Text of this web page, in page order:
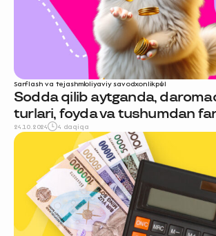
Sarflash va tejashmoliyaviy savodxonlikpul
Sodda qilib aytganda,
turlari, foyda va tushumdan
24.10.2024 4 daqiqa